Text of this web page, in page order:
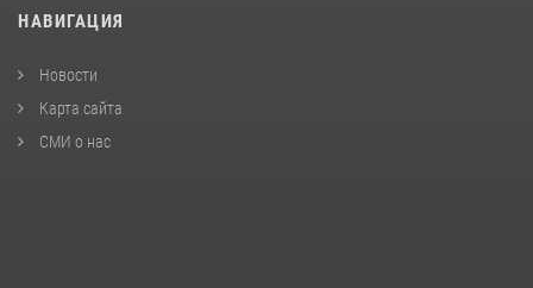
НАВИГАЦИЯ
Новости
Карта сайта
СМИ о нас